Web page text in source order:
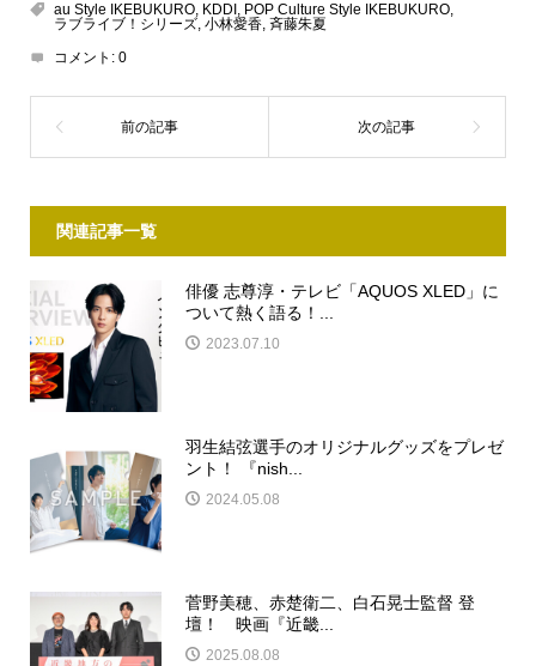
au Style IKEBUKURO, KDDI , POP Culture Style IKEBUKURO,
ラブライブ！シリーズ, 小林愛香, 斉藤朱夏
コメント: 0
関連記事一覧
俳優 志尊淳・テレビ「AQUOS XLED」に
ついて熱く語る！...
2023.07.10
羽生結弦選手のオリジナルグッズをプレゼ
ント！ 『nish...
2024.05.08
菅野美穂、赤楚衛二、白石晃士監督 登
壇！ 映画『近畿...
2025.08.08